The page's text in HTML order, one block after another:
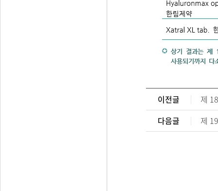
이전글
제
다음글
제